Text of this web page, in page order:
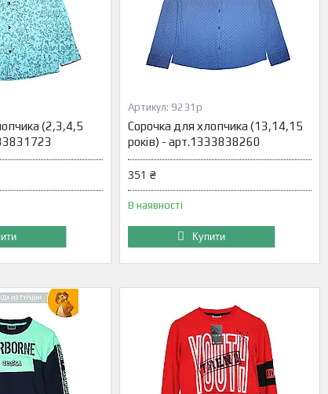
(2,3,4,5
9231р
Сорочка для хлопчика (13,14,15
років) - арт.1333838260
351 ₴
В наявності
Купити